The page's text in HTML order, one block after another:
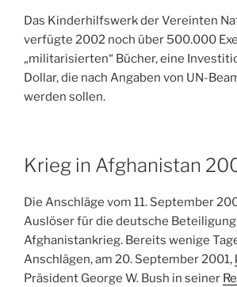
Das Kinderhilfswerk der Vereinten
verfügte 2002 noch über 500.000
„militarisierten“ Bücher, eine
Dollar, die nach Angaben von UN-
werden sollen.
Krieg in Afghanistan
Die Anschläge vom 11. September
Auslöser für die deutsche Beteiligung
Afghanistankrieg. Bereits wenige
Anschlägen, am 20. September 2001,
Präsident George W. Bush in seiner